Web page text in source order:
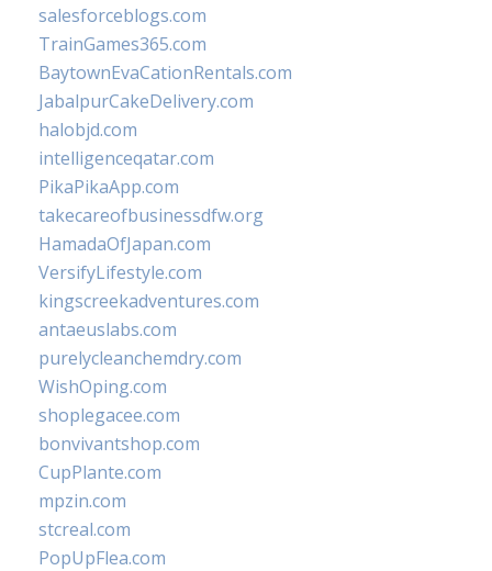
salesforceblogs.com
TrainGames365.com
BaytownEvaCationRentals.com
JabalpurCakeDelivery.com
halobjd.com
intelligenceqatar.com
PikaPikaApp.com
takecareofbusinessdfw.org
HamadaOfJapan.com
VersifyLifestyle.com
kingscreekadventures.com
antaeuslabs.com
purelycleanchemdry.com
WishOping.com
shoplegacee.com
bonvivantshop.com
CupPlante.com
mpzin.com
stcreal.com
PopUpFlea.com